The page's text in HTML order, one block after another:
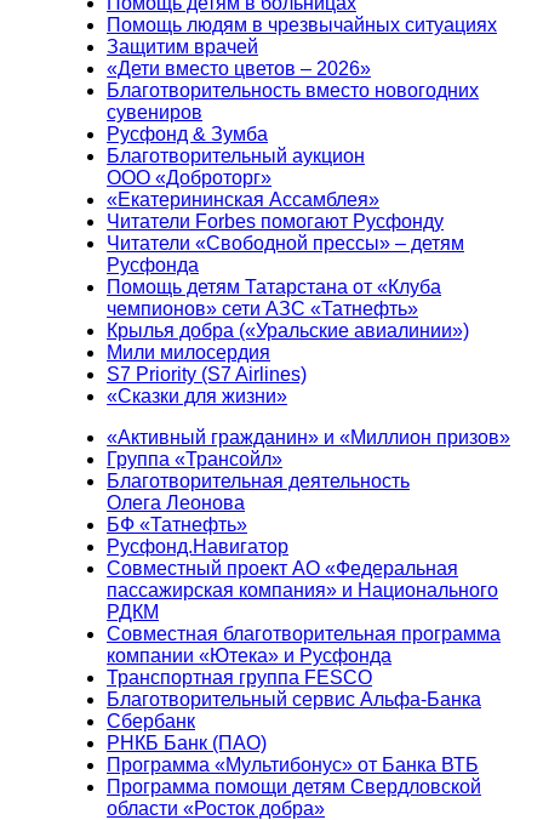
Помощь людям в чрезвычайных ситуациях
Защитим врачей
«Дети вместо цветов – 2026»
Благотворительность вместо новогодних
сувениров
Русфонд & Зумба
Благотворительный аукцион
ООО «Доброторг»
«Екатерининская Ассамблея»
Читатели Forbes помогают Русфонду
Читатели «Свободной прессы» – детям
Русфонда
Помощь детям Татарстана от «Клуба
чемпионов» сети АЗС «Татнефть»
Крылья добра («Уральские авиалинии»)
Мили милосердия
S7 Priority (S7 Airlines)
«Сказки для жизни»
«Активный гражданин» и «Миллион призов»
Группа «Трансойл»
Благотворительная деятельность
Олега Леонова
БФ «Татнефть»
Русфонд.Навигатор
Совместный проект АО «Федеральная
пассажирская компания» и Национального
РДКМ
Совместная благотворительная программа
компании «Ютека» и Русфонда
Транспортная группа FESCO
Благотворительный сервис Альфа-Банка
Сбербанк
РНКБ Банк (ПАО)
Программа «Мультибонус» от Банка ВТБ
Программа помощи детям Свердловской
области «Росток добра»